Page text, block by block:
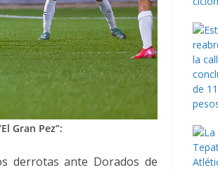
Gran Pez”:
derrotas ante Dorados de